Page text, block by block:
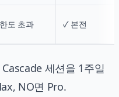
도 초과 ✓ 본전
세션을 1주일
NO면 Pro.